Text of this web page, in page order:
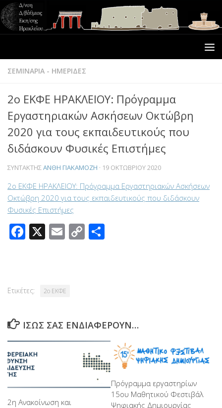
ΣΕΜΙΝΑΡΙΑ - ΗΜΕΡΙΔΕΣ
2ο ΕΚΦΕ ΗΡΑΚΛΕΙΟΥ: Πρόγραμμα
Εργαστηριακών Ασκήσεων Οκτώβρη
2020 για τους εκπαιδευτικούς που
διδάσκουν Φυσικές Επιστήμες
ΣΥΝΤΆΚΤΗΣΑΝΘΗ ΓΙΑΚΑΜΟΖΗ · 19 ΟΚΤΩΒΡΊΟΥ 2020
2ο ΕΚΦΕ ΗΡΑΚΛΕΙΟΥ: Πρόγραμμα Εργαστηριακών Ασκήσεων
Οκτώβρη 2020 για τους εκπαιδευτικούς που διδάσκουν
Φυσικές Επιστήμες
Facebook
X Email
Copy
Ετικέτες: 2ο ΕΚΦΕ
ΊΣΩΣ ΣΑΣ ΕΝΔΙΑΦΈΡΟΥΝ…
2η Ανακοίνωση και
Πρόγραμμα εργαστηρίων
15ου Μαθητικού Φεστιβάλ
Ψηφιακής Δημιουργίας